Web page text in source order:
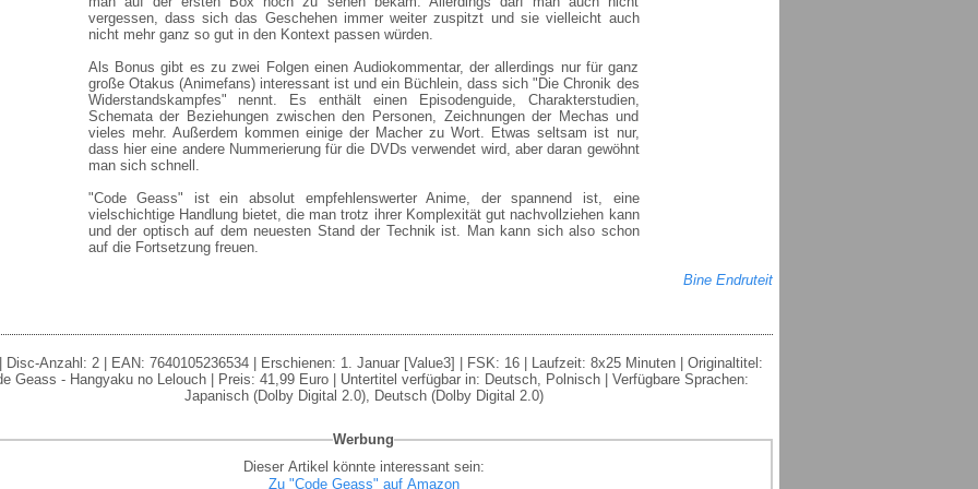
vergessen, dass sich das Geschehen immer weiter zuspitzt und sie vielleicht auch
nicht mehr ganz so gut in den Kontext passen würden.
Als Bonus gibt es zu zwei Folgen einen Audiokommentar, der allerdings nur für ganz
große Otakus (Animefans) interessant ist und ein Büchlein, dass sich "Die Chronik des
Widerstandskampfes" nennt. Es enthält einen Episodenguide, Charakterstudien,
Schemata der Beziehungen zwischen den Personen, Zeichnungen der Mechas und
vieles mehr. Außerdem kommen einige der Macher zu Wort. Etwas seltsam ist nur,
dass hier eine andere Nummerierung für die DVDs verwendet wird, aber daran gewöhnt
man sich schnell.
"Code Geass" ist ein absolut empfehlenswerter Anime, der spannend ist, eine
vielschichtige Handlung bietet, die man trotz ihrer Komplexität gut nachvollziehen kann
und der optisch auf dem neuesten Stand der Technik ist. Man kann sich also schon
auf die Fortsetzung freuen.
Bine Endruteit
Disc-Anzahl: 2 | EAN: 7640105236534 | Erschienen: 1. Januar [Value3] | FSK: 16 | Laufzeit: 8x25 Minuten | Originaltitel:
Geass - Hangyaku no Lelouch | Preis: 41,99 Euro | Untertitel verfügbar in: Deutsch, Polnisch | Verfügbare Sprachen:
Japanisch (Dolby Digital 2.0), Deutsch (Dolby Digital 2.0)
Werbung
Dieser Artikel könnte interessant sein:
Zu "Code Geass" auf Amazon